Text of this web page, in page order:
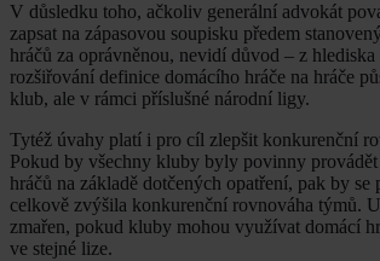
V důsledku toho, ačkoliv generální advokát
zapsat na zápasovou soupisku předem
hráčů za oprávněnou, nevidí důvod – z
rozšiřování definice domácího hráče na hráče
klub, ale v rámci příslušné národní ligy.
Tytéž úvahy platí i pro cíl zlepšit konkurenční
Pokud by všechny kluby byly povinny
hráčů na základě dotčených opatření, pak by se
celkově zvýšila konkurenční rovnováha týmů.
zmařen, pokud kluby mohou využívat domácí
ve stejné lize.